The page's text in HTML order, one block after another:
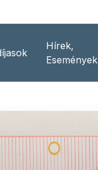
Hírek,
Események